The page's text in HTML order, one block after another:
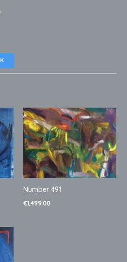
Number 491
€1,499.00